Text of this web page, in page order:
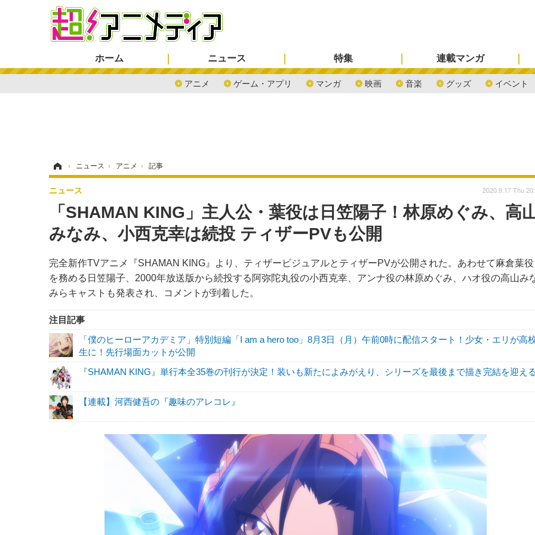
ホーム ニュース
アニメ ゲーム・アプリ マンガ 映画 音楽 グッズ イベント
特集 連載マンガ
› ニュース › アニメ › 記事
「SHAMAN KING」主人公・葉役は日笠陽子！林原めぐみ、高
みなみ、小西克幸は続投 ティザーPVも公開
完全新作TVアニメ『SHAMAN KING』より、ティザービジュアルとティザーPVが公開された。あわせて麻倉葉役
を務める日笠陽子、2000年放送版から続投する阿弥陀丸役の小西克幸、アンナ役の林原めぐみ、ハオ役の高山み
みらキャストも発表され、コメントが到着した。
ニュース 2020.9.17 Thu
注目記事
「僕のヒーローアカデミア」特別短編「I am a hero too」8月3日（月）午前0時に配信スタート！少女・エリが高
生に！先行場面カットが公開
『SHAMAN KING』単行本全35巻の刊行が決定！装いも新たによみがえり、シリーズを最後まで描き完結を迎える
【連載】河西健吾の『趣味のアレコレ』